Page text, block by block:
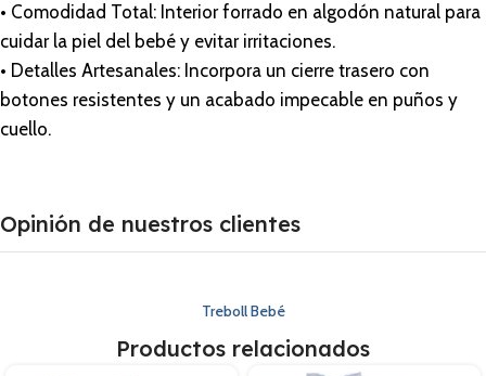
• Comodidad Total: Interior forrado en algodón natural para
cuidar la piel del bebé y evitar irritaciones.
• Detalles Artesanales: Incorpora un cierre trasero con
botones resistentes y un acabado impecable en puños y
cuello.
Opinión de nuestros clientes
Treboll Bebé
Productos relacionados